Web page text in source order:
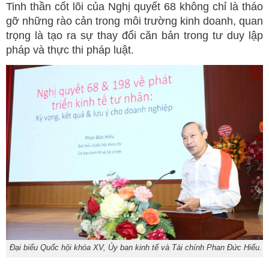
Tinh thần cốt lõi của Nghị quyết 68 không chỉ là tháo
gỡ những rào cản trong môi trường kinh doanh, quan
trọng là tạo ra sự thay đổi căn bản trong tư duy lập
pháp và thực thi pháp luật.
Đại biểu Quốc hội khóa XV, Ủy ban kinh tế và Tài chính Phan Đức Hiếu.